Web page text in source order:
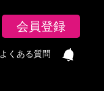
会員登録
よくある質問